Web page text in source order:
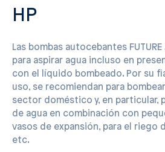
HP
Las bombas autocebantes
para aspirar agua incluso en
con el líquido bombeado. Por su
uso, se recomiendan para
sector doméstico y, en particular,
de agua en combinación con
vasos de expansión, para el riego
etc.